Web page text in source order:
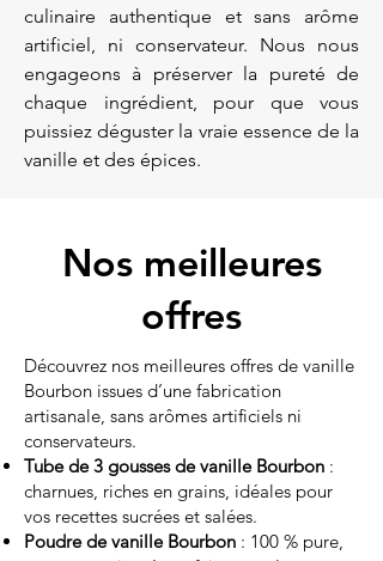
culinaire authentique et sans arôme
artificiel, ni conservateur. Nous nous
engageons à préserver la pureté de
chaque ingrédient, pour que vous
puissiez déguster la vraie essence de la
vanille et des épices.
Nos meilleures
offres
Découvrez nos meilleures offres de vanille
Bourbon issues d’une fabrication
artisanale, sans arômes artificiels ni
conservateurs.
Tube de 3 gousses de vanille Bourbon :
charnues, riches en grains, idéales pour
vos recettes sucrées et salées.
Poudre de vanille Bourbon : 100 % pure,